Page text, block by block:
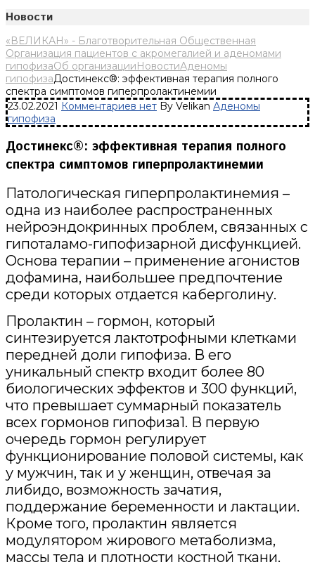
Новости
«ВЕЛИКАН» - Благотворительная Общественная
Организация пациентов с акромегалией и аденомами
гипофизаОб организацииНовостиАденомы
гипофизаДостинекс®: эффективная терапия полного
спектра симптомов гиперпролактинемии
23.02.2021 Комментариев нет By Velikan Аденомы
гипофиза
Достинекс®: эффективная терапия полного
спектра симптомов гиперпролактинемии
Патологическая гиперпролактинемия –
одна из наиболее распространенных
нейроэндокринных проблем, связанных с
гипоталамо-гипофизарной дисфункцией.
Основа терапии – применение агонистов
дофамина, наибольшее предпочтение
среди которых отдается каберголину.
Пролактин – гормон, который
синтезируется лактотрофными клетками
передней доли гипофиза. В его
уникальный спектр входит более 80
биологических эффектов и 300 функций,
что превышает суммарный показатель
всех гормонов гипофиза1. В первую
очередь гормон регулирует
функционирование половой системы, как
у мужчин, так и у женщин, отвечая за
либидо, возможность зачатия,
поддержание беременности и лактации.
Кроме того, пролактин является
модулятором жирового метаболизма,
массы тела и плотности костной ткани.